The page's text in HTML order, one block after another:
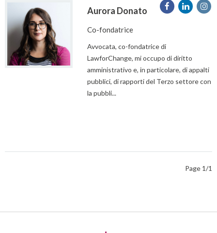
Aurora Donato
Co-fondatrice
Avvocata, co-fondatrice di
LawforChange, mi occupo di diritto
amministrativo e, in particolare, di appalti
pubblici, di rapporti del Terzo settore con
la pubbli...
Page 1/1